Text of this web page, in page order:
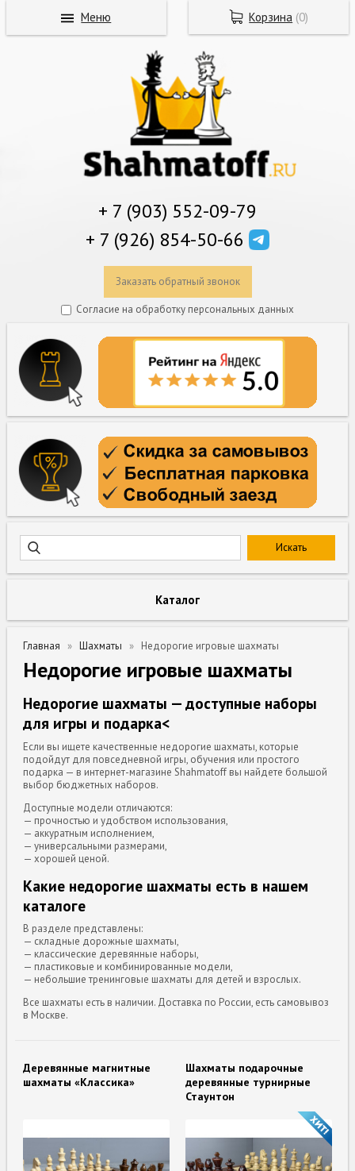
+ 7 (903) 552-09-79
+ 7 (926) 854-50-66
Заказать обратный звонок
Согласие на обработку персональных данных
Каталог
Главная Шахматы Недорогие игровые шахматы
Недорогие игровые шахматы
Недорогие шахматы — доступные наборы
для игры и подарка<
Если вы ищете качественные недорогие шахматы, которые
подойдут для повседневной игры, обучения или простого
подарка — в интернет-магазине Shahmatoff вы найдете большой
выбор бюджетных наборов.
Доступные модели отличаются:
— прочностью и удобством использования,
— аккуратным исполнением,
— универсальными размерами,
— хорошей ценой.
Какие недорогие шахматы есть в нашем
каталоге
В разделе представлены:
— складные дорожные шахматы,
— классические деревянные наборы,
— пластиковые и комбинированные модели,
— небольшие тренинговые шахматы для детей и взрослых.
Все шахматы есть в наличии. Доставка по России, есть самовывоз
в Москве.
Деревянные магнитные
шахматы «Классика»
Шахматы подарочные
деревянные турнирные
Стаунтон
Корзина (0)
Меню